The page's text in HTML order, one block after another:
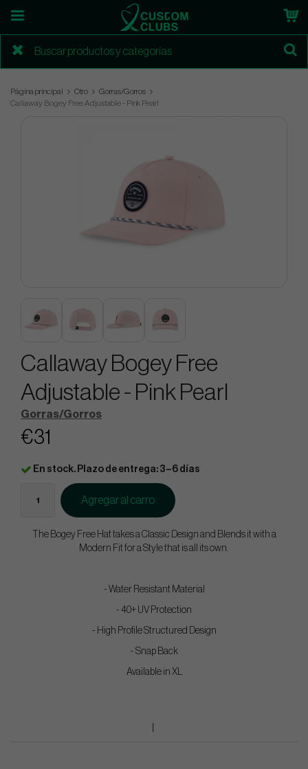
Página principal Otro
Gorras/Gorros
Callaway Bogey Free Adjustable - Pink Pearl
Callaway Bogey Free
Adjustable - Pink Pearl
Gorras/Gorros
€31
En stock. Plazo de entrega: 3–6 días
Agregar al carro
The Bogey Free Hat takes a Classic Design and Blends it with a
Modern Fit for a Style that is all its own.
- Water Resistant Material
- 40+ UV Protection
- High Profile Structured Design
- Snap Back
Available in XL